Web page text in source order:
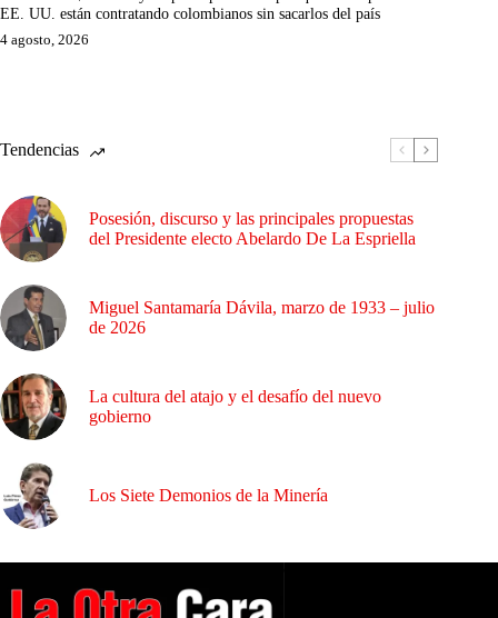
EE. UU. están contratando colombianos sin sacarlos del país
4 agosto, 2026
Tendencias
Posesión, discurso y las principales propuestas
del Presidente electo Abelardo De La Espriella
Miguel Santamaría Dávila, marzo de 1933 – julio
de 2026
La cultura del atajo y el desafío del nuevo
gobierno
Los Siete Demonios de la Minería